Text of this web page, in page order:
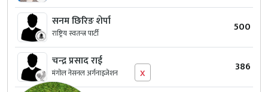
सनम छिरिङ शेर्पा
राष्ट्रिय स्वतन्त्र पार्टी 500
चन्द्र प्रसाद राई
मंगोल नेसनल अर्गनाइजेशन 386
x